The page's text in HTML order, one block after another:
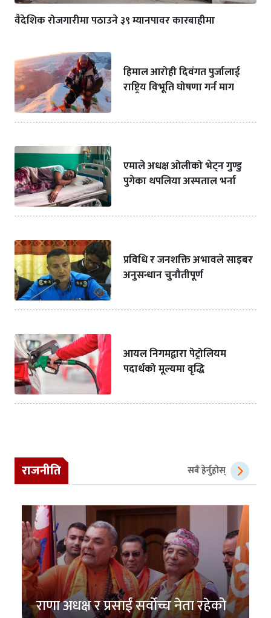
वैदेशिक रोजगारीमा पठाउने ३९ म्यानपावर कारबाहीमा
हिमाल आरोही दिवंगत पुर्जालाई
राष्ट्रिय विभूति घोषणा गर्न माग
एमाले अधक्ष ओलीको भेट्न गुण्डु
पुगेका थपलिया अस्पताल भर्ना
प्रविधि र जनशक्ति अभावले साइबर
अनुसन्धान चुनौतीपूर्ण
आयल निगमद्वारा पेट्रोलियम
पदार्थको मूल्यमा वृद्धि
राजनीति सबै हेर्नुहोस्
राणा अधक्ष र प्रसाईं सर्वोच्च नेता रहेको